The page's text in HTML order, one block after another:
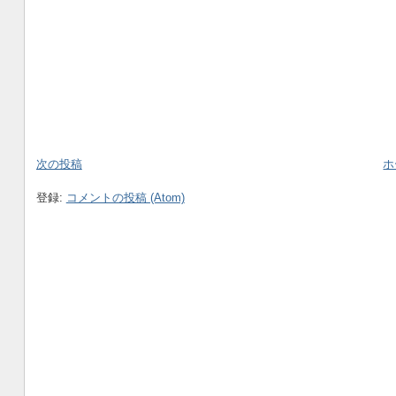
次の投稿
登録: コメントの投稿 (Atom)